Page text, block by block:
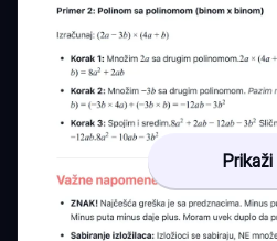
Prikaži